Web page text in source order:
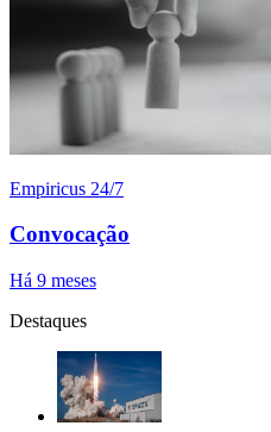
Empiricus 24/7
Convocação
Há 9 meses
Destaques